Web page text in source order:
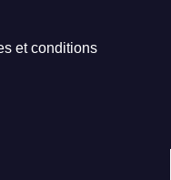
et conditions